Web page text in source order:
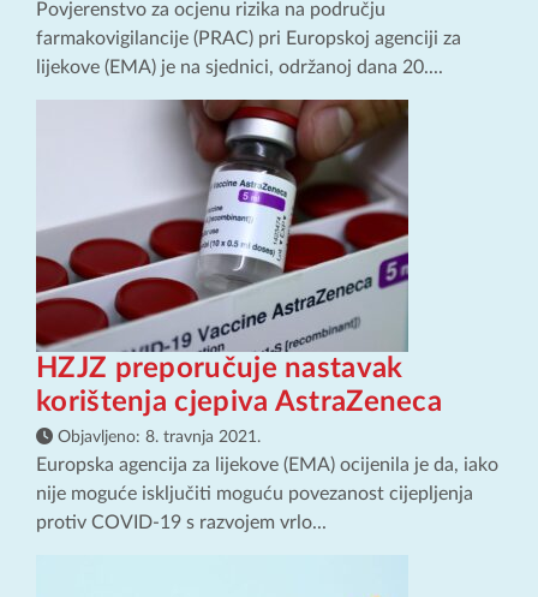
Povjerenstvo za ocjenu rizika na području
farmakovigilancije (PRAC) pri Europskoj agenciji za
lijekove (EMA) je na sjednici, održanoj dana 20....
HZJZ preporučuje nastavak
korištenja cjepiva AstraZeneca
Objavljeno: 8. travnja 2021.
Europska agencija za lijekove (EMA) ocijenila je da, iako
nije moguće isključiti moguću povezanost cijepljenja
protiv COVID-19 s razvojem vrlo...